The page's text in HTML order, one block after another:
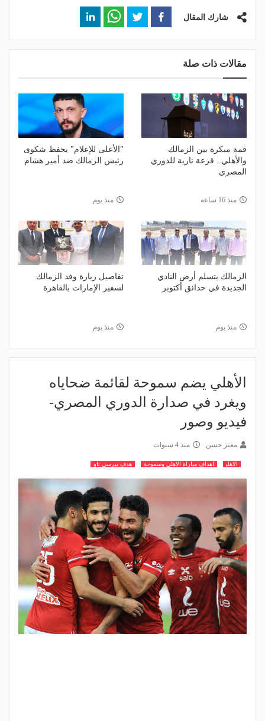
شارك المقال
مقالات ذات صلة
قمة مبكرة بين الزمالك
والأهلي.. قرعة نارية للدوري
المصري
منذ 16 ساعة
"الأعلى للإعلام" يحفظ شكوى
رئيس الزمالك ضد أمير هشام
منذ يوم
الزمالك يتسلم أرض النادي
الجديدة في حدائق أكتوبر
منذ يوم
تفاصيل زيارة وفد الزمالك
لسفير الإمارات بالقاهرة
منذ يوم
الأهلي يضم سموحة لقائمة ضحاياه
ويغرد في صدارة الدوري المصري-
فيديو وصور
معتز حسن منذ 4 سنوات
الاهلي اهداف مباراة الاهلي وسموحة هدف بيرسي تاو